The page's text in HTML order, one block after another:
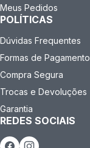
Meus Pedidos
POLÍTICAS
Dúvidas Frequentes
Formas de Pagamento
Compra Segura
Trocas e Devoluções
Garantia
REDES SOCIAIS